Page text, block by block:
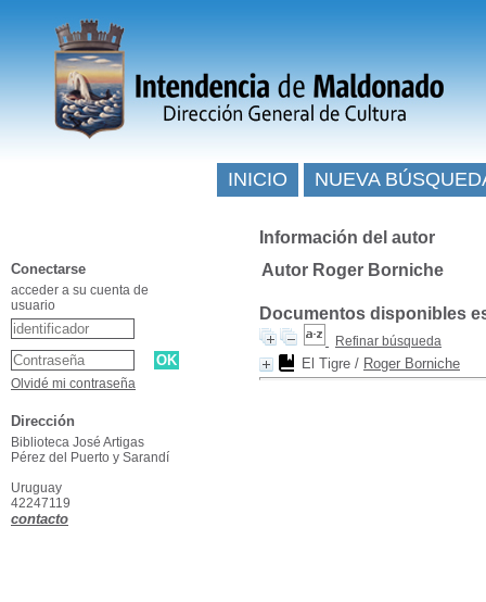
Información del autor
Autor Roger Borniche
Documentos disponibles
Refinar búsqueda
El Tigre / Roger Borniche
INICIO NUEVA
Conectarse
acceder a su cuenta de
usuario
Olvidé mi contraseña
Dirección
Biblioteca José Artigas
Pérez del Puerto y Sarandí
Uruguay
42247119
contacto